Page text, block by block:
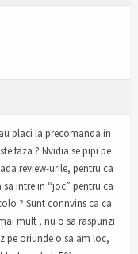
placi la precomanda in
faza ? Nvidia se pipi pe
review-urile, pentru ca
intre in “joc” pentru ca
? Sunt connvins ca ca
mult , nu o sa raspunzi
pe oriunde o sa am loc,